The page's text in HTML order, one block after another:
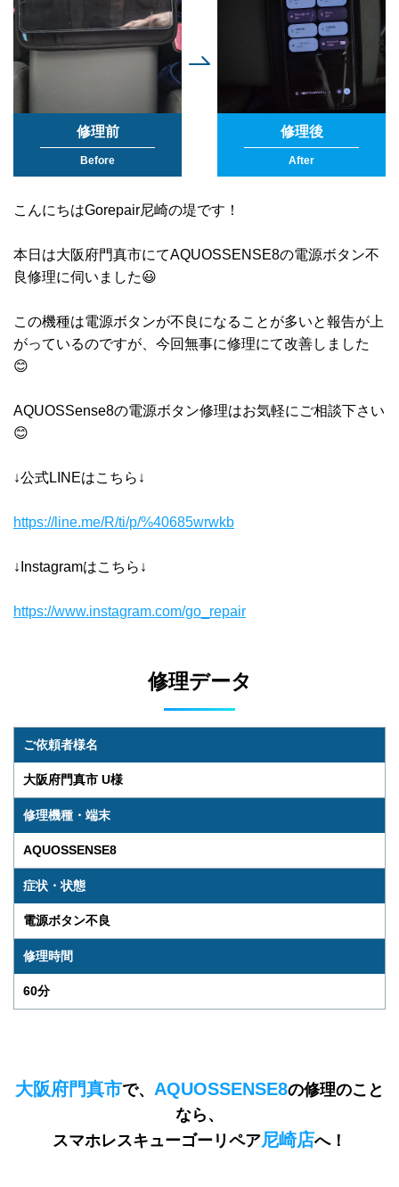
修理前
Before
修理後
After
こんにちはGorepair尼崎の堤です！
本日は大阪府門真市にてAQUOSSENSE8の電源ボタン不
良修理に伺いました😃
この機種は電源ボタンが不良になることが多いと報告が上
がっているのですが、今回無事に修理にて改善しました
😊
AQUOSSense8の電源ボタン修理はお気軽にご相談下さい
😊
↓公式LINEはこちら↓
https://line.me/R/ti/p/%40685wrwkb
↓Instagramはこちら↓
https://www.instagram.com/go_repair
修理データ
ご依頼者様名
大阪府門真市 U様
修理機種・端末
AQUOSSENSE8
症状・状態
電源ボタン不良
修理時間
60分
大阪府門真市で、 AQUOSSENSE8の修理のこと
なら、
スマホレスキューゴーリペア尼崎店へ！